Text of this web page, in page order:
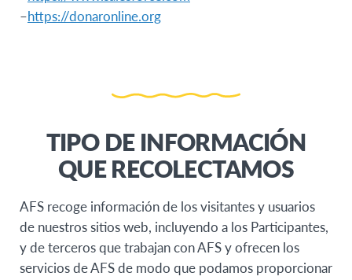
–https://donaronline.org
TIPO DE INFORMACIÓN
QUE RECOLECTAMOS
AFS recoge información de los visitantes y usuarios
de nuestros sitios web, incluyendo a los Participantes,
y de terceros que trabajan con AFS y ofrecen los
servicios de AFS de modo que podamos proporcionar